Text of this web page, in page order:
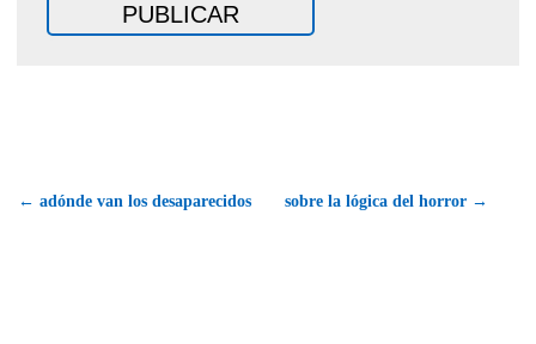
← adónde van los desaparecidos sobre la lógica del horror →